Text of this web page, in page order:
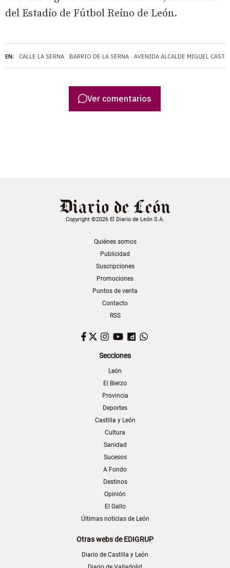
EN: CALLE LA SERNA BARRIO DE LA SERNA AVENIDA ALCALDE MIGUEL
del Estadio de Fútbol Reino de León.
Ver comentarios
Copyright ©2026 El Diario de León S.A.
Quiénes somos
Publicidad
Suscripciones
Promociones
Puntos de venta
Contacto
RSS
Facebook
TwitterInstagram
YouTubeDailymotion
Secciones
León
El Bierzo
Provincia
Deportes
Castilla y León
Cultura
Sanidad
Sucesos
A Fondo
Destinos
Opinión
El Gallo
Últimas noticias de León
Otras webs de EDIGRUP
Diario de Castilla y León